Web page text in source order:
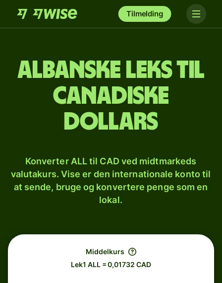
Tilmelding
Albanske leks til
canadiske
dollars
Konverter ALL til CAD ved midtmarkeds
valutakurs. Vise er den internationale konto til
at sende, bruge og konvertere penge som en
lokal.
Middelkurs
Lek1 ALL = 0,01732 CAD